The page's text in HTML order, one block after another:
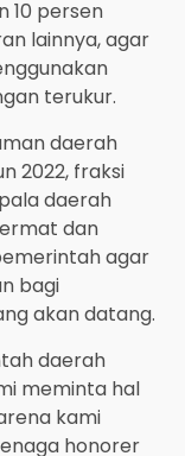
10 persen
lainnya, agar
terukur.
daerah
2022, fraksi
daerah
dan
agar
bagi
akan datang.
daerah
meminta hal
kami
honorer